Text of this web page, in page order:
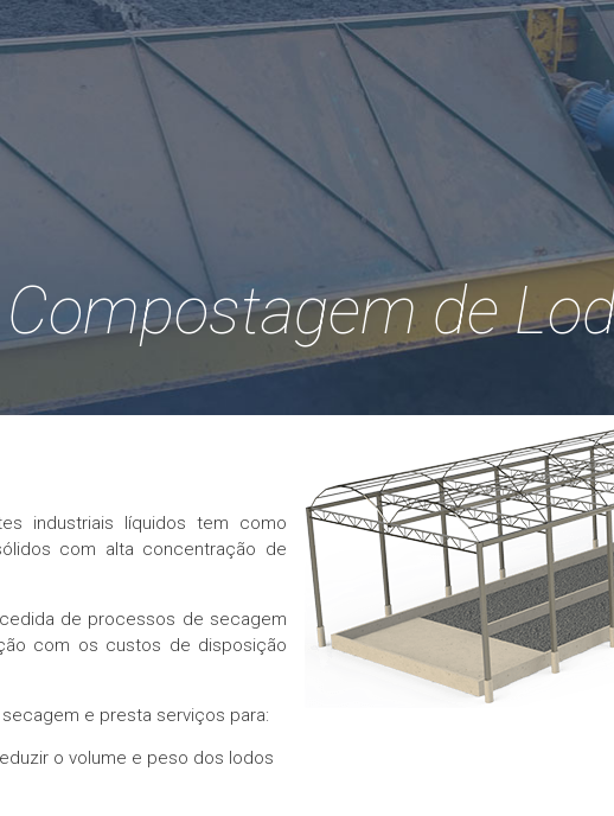
de
industriais líquidos tem como
com alta concentração de
de processos de secagem
com os custos de disposição
e presta serviços para:
o volume e peso dos lodos